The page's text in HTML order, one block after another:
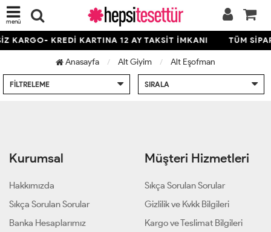
menü
KARGO- KREDİ KARTINA 12 AY TAKSİT İMKANI TÜM
Anasayfa Alt Giyim Alt Eşofman
FILTRELEME SIRALA
Kurumsal
Hakkımızda
Sıkça Sorulan Sorular
Banka Hesaplarımız
Müşteri Hizmetleri
Sıkça Sorulan Sorular
Gizlilik ve Kvkk Bilgileri
Kargo ve Teslimat Bilgileri